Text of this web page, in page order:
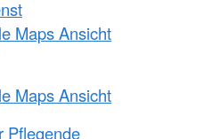
Maps Ansicht
Maps Ansicht
Pflegende